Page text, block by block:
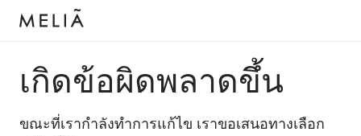
เกิดข้อผิดพลาดขึ้น
ขณะที่เรากำลังทำการแก้ไข เราขอเสนอทางเลือก